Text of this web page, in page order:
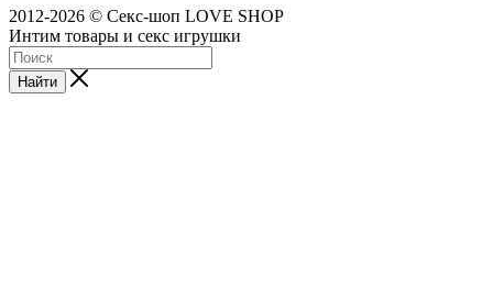
2012-2026 © Секс-шоп LOVE SHOP
Интим товары и секс игрушки
Найти